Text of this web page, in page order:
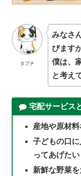
タブチ
みなさ
びます
僕は、
と考え
宅配サービス
産地や原材
子どもの口
ってあげたい
新鮮な野菜